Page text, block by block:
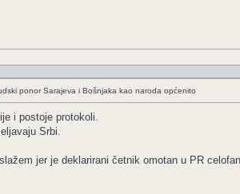
ponor Sarajeva i Bošnjaka kao naroda općenito
i postoje protokoli.
Srbi.
jer je deklarirani četnik omotan u PR